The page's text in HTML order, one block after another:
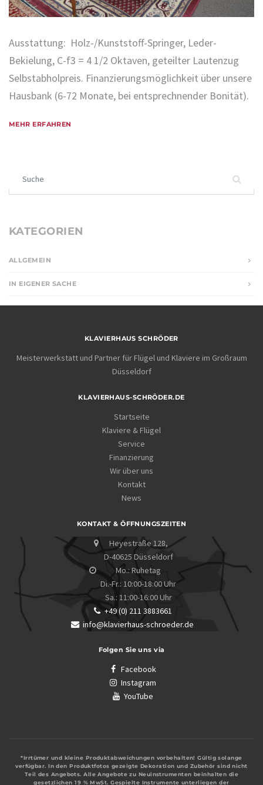
Ausstattung: Holz-/Kunststoff-Springer, Leder-
Bekielung, C-f3 = 4 1/2 Oktaven, geteilter Lautenzug
Selbstabholpreis. Finanzierungsmöglichkeit über unsere
Hausbank (6-72 Monate, bei entsprechnender Bonität).
MEHR ERFAHREN
KATEGORIEN
ALLGEMEIN
IN EIGENER SACHE
KLAVIERHAUS SCHRÖDER
Meisterwerkstatt und Partner für Flügel und Klaviere im Großraum
Düsseldorf
KLAVIERHAUS-SCHRÖDER.DE
Startseite
Klaviere & Flügel
Service
Finanzierung
Wir über uns
Kontakt
News
KONTAKT & ÖFFNUNGSZEITEN
Heyestraße 128,
D-40625 Düsseldorf
Mo.: Ruhetag
Di.-Fr.: 10:00-18:00 Uhr
Sa.: 11:00-16:00 Uhr
+49 (0) 211 3883661
info@klavierhaus-schroeder.de
Folgen Sie uns via
Facebook
Instagram
YouTube
*Irrtümer und kleine Produktabweichungen vorbehalten! Gültig solange
verfügbar. In den Produktfotos gezeigte Dekoration und Zubehör sind nicht
Teil des Angebots. Alle Angebote zu Neuinstrumenten beinhalten die
gesetzlichen 19 % MwSt. Gespielte Instrumente unterliegen der